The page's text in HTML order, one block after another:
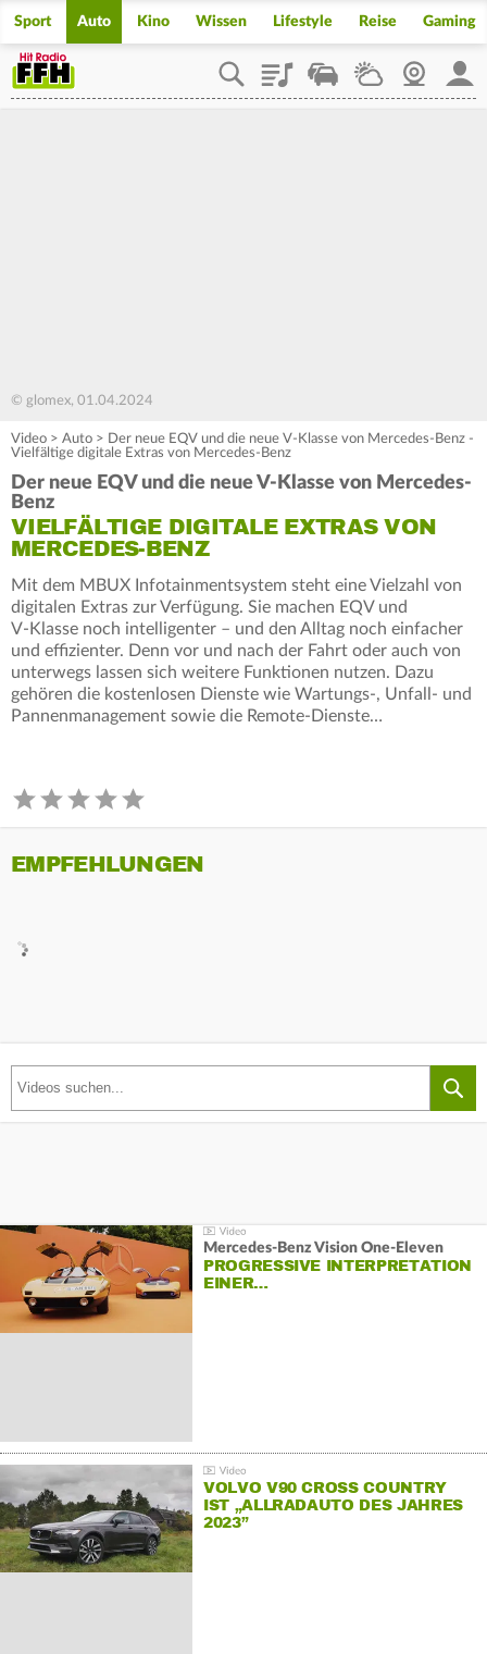
Sport Auto Kino Wissen Lifestyle Reise Gaming
PlaylistStaupilotWetterWebcam
© glomex, 01.04.2024
Video > Auto > Der neue EQV und die neue V-Klasse von Mercedes-Benz -
Vielfältige digitale Extras von Mercedes-Benz
Der neue EQV und die neue V-Klasse von Mercedes-
Benz
VIELFÄLTIGE DIGITALE EXTRAS VON
MERCEDES-BENZ
Mit dem MBUX Infotainmentsystem steht eine Vielzahl von
digitalen Extras zur Verfügung. Sie machen EQV und
V‑Klasse noch intelligenter – und den Alltag noch einfacher
und effizienter. Denn vor und nach der Fahrt oder auch von
unterwegs lassen sich weitere Funktionen nutzen. Dazu
gehören die kostenlosen Dienste wie Wartungs-, Unfall- und
Pannenmanagement sowie die Remote-Dienste…
EMPFEHLUNGEN
Mercedes-Benz Vision One-Eleven
PROGRESSIVE INTERPRETATION
EINER…
VOLVO V90 CROSS COUNTRY
IST „ALLRADAUTO DES JAHRES
2023”